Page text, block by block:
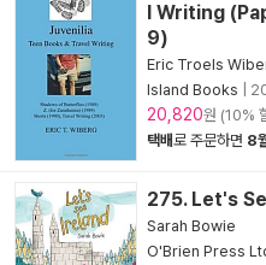
l Writing
9)
Eric Troels
Island Books
20,820원 (10%
택배로 주문하면 8
275. Let's
Sarah Bowie
O'Brien Press